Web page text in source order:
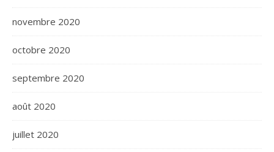
novembre 2020
octobre 2020
septembre 2020
août 2020
juillet 2020